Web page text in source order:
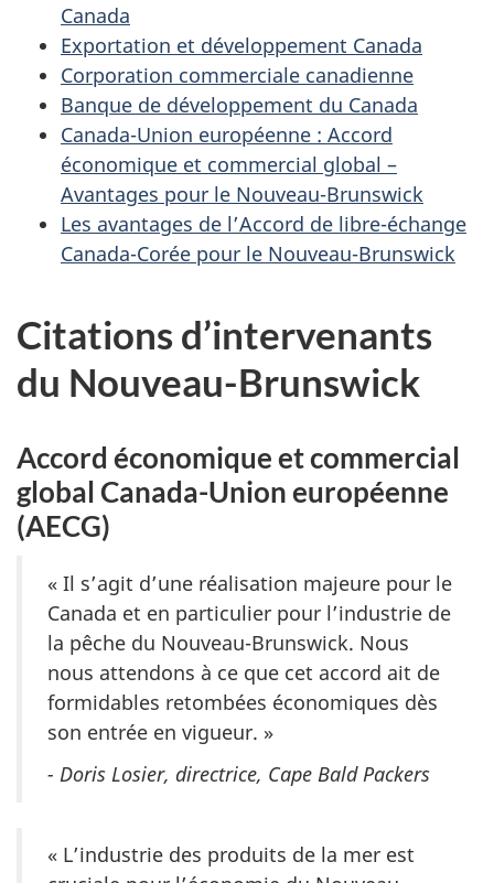
Canada
Exportation et développement Canada
Corporation commerciale canadienne
Banque de développement du Canada
Canada-Union européenne : Accord
économique et commercial global –
Avantages pour le Nouveau-Brunswick
Les avantages de l’Accord de libre-échange
Canada-Corée pour le Nouveau-Brunswick
Citations d’intervenants
du Nouveau-Brunswick
Accord économique et commercial
global Canada-Union européenne
(AECG)
« Il s’agit d’une réalisation majeure pour le
Canada et en particulier pour l’industrie de
la pêche du Nouveau-Brunswick. Nous
nous attendons à ce que cet accord ait de
formidables retombées économiques dès
son entrée en vigueur. »
- Doris Losier, directrice, Cape Bald Packers
« L’industrie des produits de la mer est